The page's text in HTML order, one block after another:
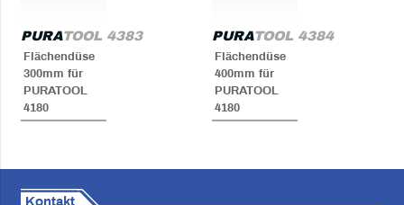
PURATOOL 4383
Flächendüse
300mm für
PURATOOL
4180
PURATOOL 4384
Flächendüse
400mm für
PURATOOL
4180
Kontakt